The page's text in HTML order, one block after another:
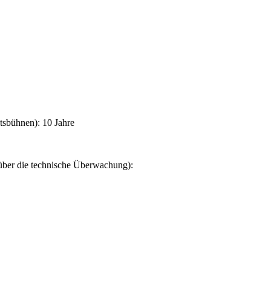
10 Jahre
die technische Überwachung):